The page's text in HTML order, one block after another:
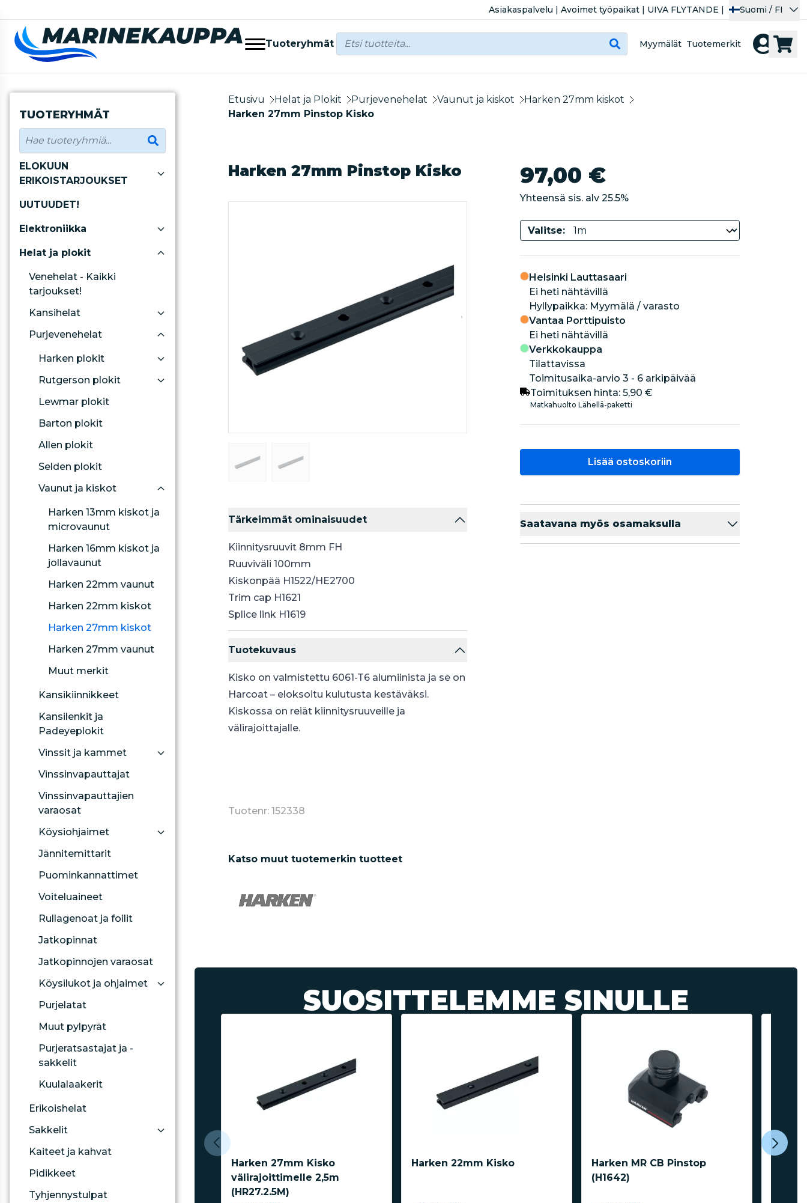
Asiakaspalvelu | Avoimet työpaikat | UIVA FLYTANDE | Suomi / FI
Tuoteryhmät Myymälät Tuotemerkit
TUOTERYHMÄT
ELOKUUN
ERIKOISTARJOUKSET
UUTUUDET!
Elektroniikka
Helat ja plokit
Venehelat - Kaikki
tarjoukset!
Kansihelat
Purjevenehelat
Harken plokit
Rutgerson plokit
Lewmar plokit
Barton plokit
Allen plokit
Selden plokit
Vaunut ja kiskot
Harken 13mm kiskot ja
microvaunut
Harken 16mm kiskot ja
jollavaunut
Harken 22mm vaunut
Harken 22mm kiskot
Harken 27mm kiskot
Harken 27mm vaunut
Muut merkit
Kansikiinnikkeet
Kansilenkit ja
Padeyeplokit
Vinssit ja kammet
Vinssinvapauttajat
Vinssinvapauttajien
varaosat
Köysiohjaimet
Jännitemittarit
Puominkannattimet
Voiteluaineet
Rullagenoat ja foilit
Jatkopinnat
Jatkopinnojen varaosat
Köysilukot ja ohjaimet
Purjelatat
Muut pylpyrät
Purjeratsastajat ja -
sakkelit
Kuulalaakerit
Erikoishelat
Sakkelit
Kaiteet ja kahvat
Pidikkeet
Tyhjennystulpat
Etusivu Helat ja Plokit Purjevenehelat Vaunut ja kiskot
Harken 27mm kiskot
Harken 27mm Pinstop Kisko
Harken 27mm Pinstop Kisko
Tärkeimmät ominaisuudet
Kiinnitysruuvit 8mm FH
Ruuviväli 100mm
Kiskonpää H1522/HE2700
Trim cap H1621
Splice link H1619
Tuotekuvaus
Kisko on valmistettu 6061-T6 alumiinista ja se on
Harcoat – eloksoitu kulutusta kestäväksi.
Kiskossa on reiät kiinnitysruuveille ja
välirajoittajalle.
Tuotenr: 152338
97,00 €
Yhteensä sis. alv 25.5%
Valitse:
Helsinki Lauttasaari
Ei heti nähtävillä
hyllypaikka: Myymälä / varasto
Vantaa Porttipuisto
Ei heti nähtävillä
Verkkokauppa
Tilattavissa
Toimitusaika-arvio 3 - 6 arkipäivää
Toimituksen hinta: 5,90 €
Matkahuolto Lähellä-paketti
Lisää ostoskoriin
Saatavana myös osamaksulla
Katso muut tuotemerkin tuotteet
SUOSITTELEMME SINULLE
Harken 27mm Kisko
välirajoittimelle 2,5m
(HR27.2.5M)
Harken 22mm Kisko
Harken MR CB Pinstop
(H1642)